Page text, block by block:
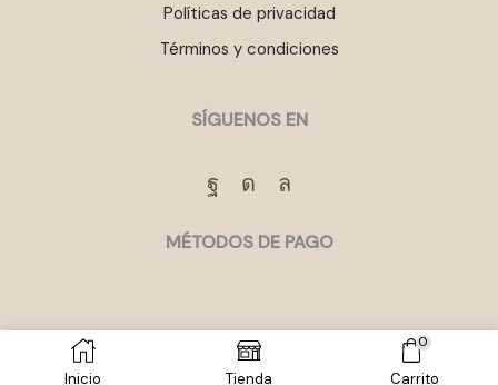
Políticas de privacidad
Términos y condiciones
SÍGUENOS EN
Facebook
Instagram
Whatsapp
MÉTODOS DE PAGO
Inicio Tienda
0
Carrito